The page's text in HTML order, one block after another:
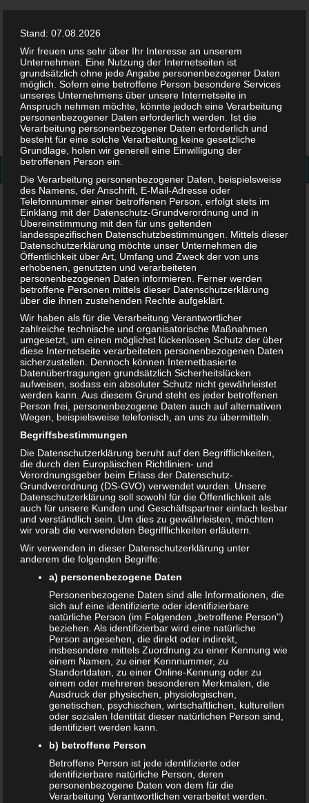
Facebook
Twitter
Suchen
nach:
Schwangerschaft: 1. Trimester
Schwangerschaft: 1. Trimester
8. MAI 2024
Bewertung:
Share Post Save
T
e
i
l
e
n
Redakteur: admin1
Auch interessant:
Beitragsnavigation
← Schwangerschaft: 1. Trimester
Schreibe einen Kommentar
Deine E-Mail-Adresse wird nicht veröffentlicht.
Erforderliche Felder sind mit*markiert
Kommentar*
Stand: 07.08.2026
Wir freuen uns sehr über Ihr Interesse an unserem
Unternehmen. Eine Nutzung der Internetseiten ist
grundsätzlich ohne jede Angabe personenbezogener Daten
möglich. Sofern eine betroffene Person besondere Services
unseres Unternehmens über unsere Internetseite in
Anspruch nehmen möchte, könnte jedoch eine Verarbeitung
personenbezogener Daten erforderlich werden. Ist die
Verarbeitung personenbezogener Daten erforderlich und
besteht für eine solche Verarbeitung keine gesetzliche
Grundlage, holen wir generell eine Einwilligung der
betroffenen Person ein.
Die Verarbeitung personenbezogener Daten, beispielsweise
des Namens, der Anschrift, E-Mail-Adresse oder
Telefonnummer einer betroffenen Person, erfolgt stets im
Einklang mit der Datenschutz-Grundverordnung und in
Übereinstimmung mit den für uns geltenden
landesspezifischen Datenschutzbestimmungen. Mittels dieser
Datenschutzerklärung möchte unser Unternehmen die
Öffentlichkeit über Art, Umfang und Zweck der von uns
erhobenen, genutzten und verarbeiteten
personenbezogenen Daten informieren. Ferner werden
betroffene Personen mittels dieser Datenschutzerklärung
über die ihnen zustehenden Rechte aufgeklärt.
Wir haben als für die Verarbeitung Verantwortlicher
zahlreiche technische und organisatorische Maßnahmen
umgesetzt, um einen möglichst lückenlosen Schutz der über
diese Internetseite verarbeiteten personenbezogenen Daten
sicherzustellen. Dennoch können Internetbasierte
Datenübertragungen grundsätzlich Sicherheitslücken
aufweisen, sodass ein absoluter Schutz nicht gewährleistet
werden kann. Aus diesem Grund steht es jeder betroffenen
Person frei, personenbezogene Daten auch auf alternativen
Wegen, beispielsweise telefonisch, an uns zu übermitteln.
Begriffsbestimmungen
Die Datenschutzerklärung beruht auf den Begrifflichkeiten,
die durch den Europäischen Richtlinien- und
Verordnungsgeber beim Erlass der Datenschutz-
Grundverordnung (DS-GVO) verwendet wurden. Unsere
Datenschutzerklärung soll sowohl für die Öffentlichkeit als
auch für unsere Kunden und Geschäftspartner einfach lesbar
und verständlich sein. Um dies zu gewährleisten, möchten
wir vorab die verwendeten Begrifflichkeiten erläutern.
Wir verwenden in dieser Datenschutzerklärung unter
anderem die folgenden Begriffe:
a) personenbezogene Daten
Personenbezogene Daten sind alle Informationen, die
sich auf eine identifizierte oder identifizierbare
natürliche Person (im Folgenden „betroffene Person")
beziehen. Als identifizierbar wird eine natürliche
Person angesehen, die direkt oder indirekt,
insbesondere mittels Zuordnung zu einer Kennung wie
einem Namen, zu einer Kennnummer, zu
Standortdaten, zu einer Online-Kennung oder zu
einem oder mehreren besonderen Merkmalen, die
Ausdruck der physischen, physiologischen,
genetischen, psychischen, wirtschaftlichen, kulturellen
oder sozialen Identität dieser natürlichen Person sind,
identifiziert werden kann.
b) betroffene Person
Betroffene Person ist jede identifizierte oder
identifizierbare natürliche Person, deren
personenbezogene Daten von dem für die
Verarbeitung Verantwortlichen verarbeitet werden.